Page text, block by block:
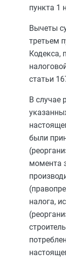
пункта 1
Вычеты
третьем
Кодекса,
статьи
В случае
были
момента
налога,